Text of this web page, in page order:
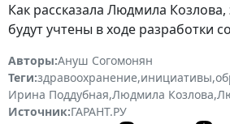
Как рассказала Людмила
будут учтены в ходе разработки
Авторы:Ануш Согомонян
Теги:здравоохранение,инициативы,
Ирина Поддубная,Людмила Козлова,
Источник:ГАРАНТ.РУ